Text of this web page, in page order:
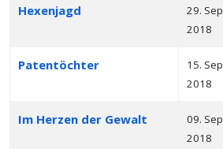
Hexenjagd
29. Sep
2018
Patentöchter
15. Sep
2018
Im Herzen der Gewalt
09. Sep
2018